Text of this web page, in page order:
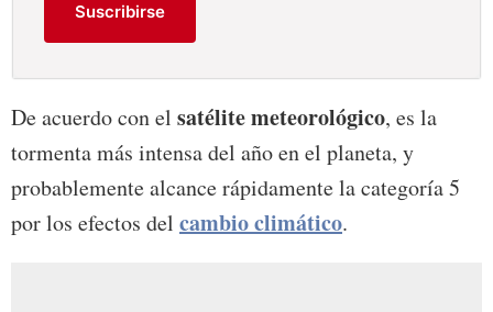
Suscribirse
De acuerdo con el satélite meteorológico, es la
tormenta más intensa del año en el planeta, y
probablemente alcance rápidamente la categoría 5
por los efectos del cambio climático.